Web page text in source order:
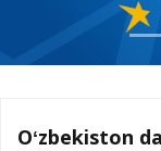
Oʻzbekiston